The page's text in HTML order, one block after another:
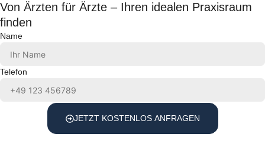
Von Ärzten für Ärzte – Ihren idealen Praxisraum
finden
Name
Telefon
JETZT KOSTENLOS ANFRAGEN